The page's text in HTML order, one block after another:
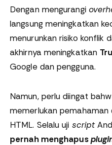
Dengan mengurangi
langsung meningkatkan
menurunkan risiko konflik
akhirnya meningkatkan
Google dan pengguna.
Namun, perlu diingat
memerlukan
HTML. Selalu uji script
pernah menghapus